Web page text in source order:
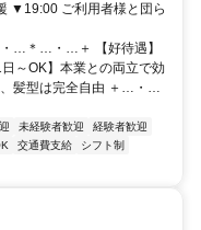
▼19:00 ご利用者様と団ら
＊…・…＋ 【好待遇】
～OK】本業との両立で効
、髪型は完全自由 ＋…・…
未経験者歓迎
経験者歓迎
交通費支給
シフト制